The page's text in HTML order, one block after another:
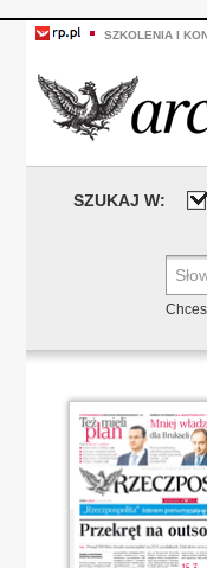
SZKOLENIA I
SZUKAJ W: